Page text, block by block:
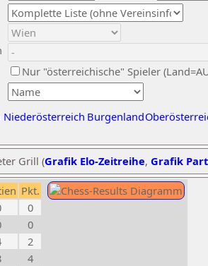
Nur "österreichische" Spieler
Niederösterreich Burgenland
Grill (Grafik Elo-Zeitreihe, Grafik
Pkt.
0
0
2
4